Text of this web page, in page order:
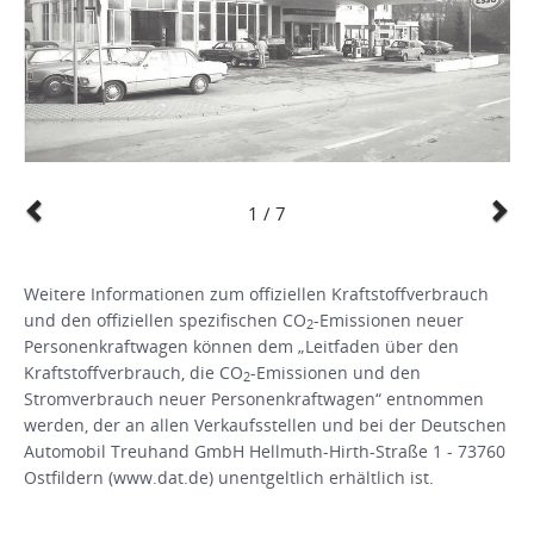
Previous 1 / 7
Weitere Informationen zum offiziellen Kraftstoffverbrauch
und den offiziellen spezifischen CO2-Emissionen neuer
Personenkraftwagen können dem „Leitfaden über den
Kraftstoffverbrauch, die CO2-Emissionen und den
Stromverbrauch neuer Personenkraftwagen“ entnommen
werden, der an allen Verkaufsstellen und bei der Deutschen
Automobil Treuhand GmbH Hellmuth-Hirth-Straße 1 - 73760
Ostfildern (www.dat.de) unentgeltlich erhältlich ist.